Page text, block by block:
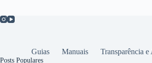
Guias Manuais Transparência
Posts Populares